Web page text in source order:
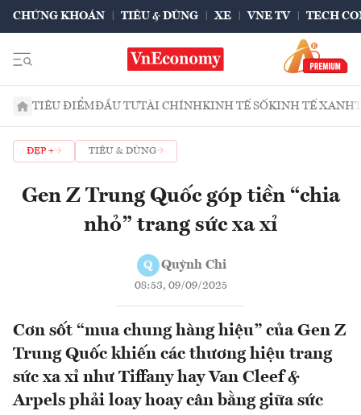
CHỨNG KHOÁN TIÊU & DÙNG XE VNE TV TECH
TIÊU ĐIỂMĐẦU TƯTÀI CHÍNHKINH TẾ SỐKINH TẾ XANH
ĐẸP + TIÊU & DÙNG
Gen Z Trung Quốc góp tiền “chia
nhỏ” trang sức xa xỉ
Q Quỳnh Chi
08:53, 09/09/2025
Cơn sốt “mua chung hàng hiệu” của Gen Z
Trung Quốc khiến các thương hiệu trang
sức xa xỉ như Tiffany hay Van Cleef &
Arpels phải loay hoay cân bằng giữa sức